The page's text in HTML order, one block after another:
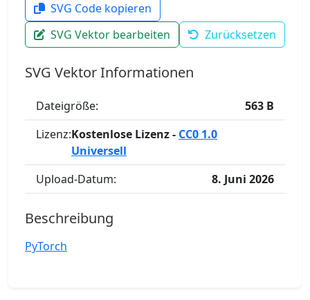
SVG Code kopieren
SVG Vektor bearbeiten
Zurücksetzen
SVG Vektor Informationen
Dateigröße:
563 B
Lizenz:Kostenlose Lizenz - CC0 1.0
Universell
Upload-Datum:
8. Juni 2026
Beschreibung
PyTorch